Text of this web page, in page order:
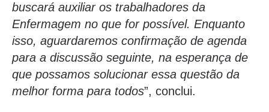
buscará auxiliar os trabalhadores da
Enfermagem no que for possível. Enquanto
isso, aguardaremos confirmação de agenda
para a discussão seguinte, na esperança de
que possamos solucionar essa questão da
melhor forma para todos”, conclui.